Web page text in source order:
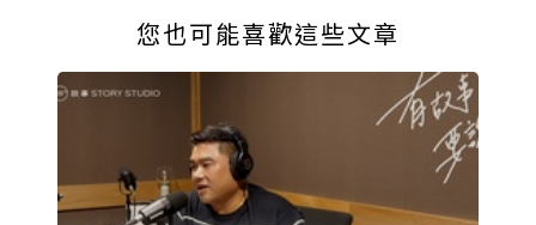
您也可能喜歡這些文章